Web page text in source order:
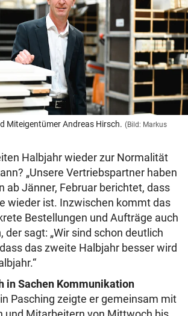
Miteigentümer Andreas Hirsch. (Bild: Markus
Halbjahr wieder zur Normalität
„Unsere Vertriebspartner haben
ab Jänner, Februar berichtet, dass
wieder ist. Inzwischen kommt das
Bestellungen und Aufträge auch
der sagt: „Wir sind schon deutlich
das zweite Halbjahr besser wird
in Sachen Kommunikation
Pasching zeigte er gemeinsam mit